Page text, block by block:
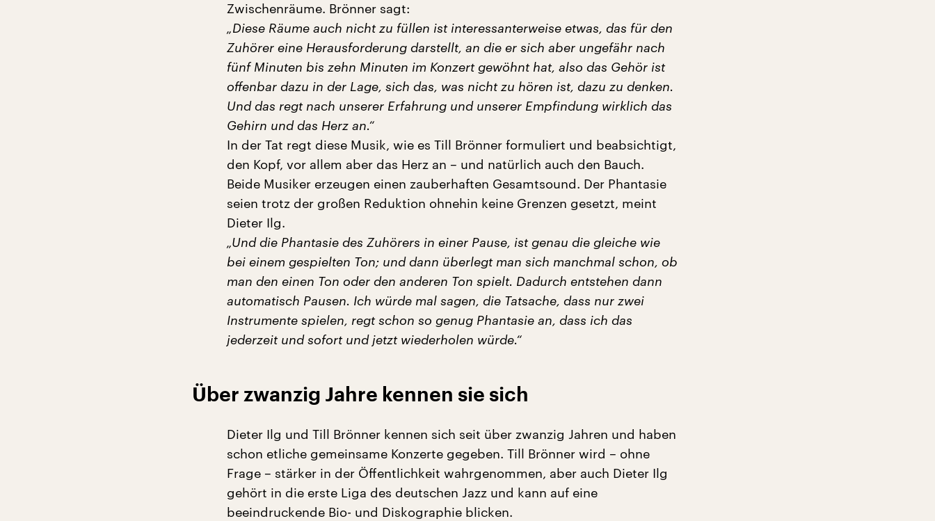
Zwischenräume. Brönner sagt:
„Diese Räume auch nicht zu füllen ist interessanterweise etwas, das für den
Zuhörer eine Herausforderung darstellt, an die er sich aber ungefähr nach
fünf Minuten bis zehn Minuten im Konzert gewöhnt hat, also das Gehör ist
offenbar dazu in der Lage, sich das, was nicht zu hören ist, dazu zu denken.
Und das regt nach unserer Erfahrung und unserer Empfindung wirklich das
Gehirn und das Herz an.“
In der Tat regt diese Musik, wie es Till Brönner formuliert und beabsichtigt,
den Kopf, vor allem aber das Herz an – und natürlich auch den Bauch.
Beide Musiker erzeugen einen zauberhaften Gesamtsound. Der Phantasie
seien trotz der großen Reduktion ohnehin keine Grenzen gesetzt, meint
Dieter Ilg.
„Und die Phantasie des Zuhörers in einer Pause, ist genau die gleiche wie
bei einem gespielten Ton; und dann überlegt man sich manchmal schon, ob
man den einen Ton oder den anderen Ton spielt. Dadurch entstehen dann
automatisch Pausen. Ich würde mal sagen, die Tatsache, dass nur zwei
Instrumente spielen, regt schon so genug Phantasie an, dass ich das
jederzeit und sofort und jetzt wiederholen würde.“
Über zwanzig Jahre kennen sie sich
Dieter Ilg und Till Brönner kennen sich seit über zwanzig Jahren und haben
schon etliche gemeinsame Konzerte gegeben. Till Brönner wird – ohne
Frage – stärker in der Öffentlichkeit wahrgenommen, aber auch Dieter Ilg
gehört in die erste Liga des deutschen Jazz und kann auf eine
beeindruckende Bio- und Diskographie blicken.